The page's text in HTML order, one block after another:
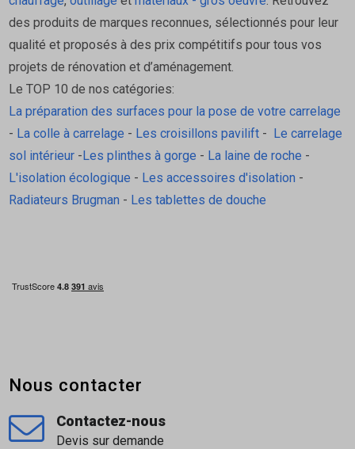
Forte résistance à l’accrochage +/- 100 kg au cm2
des produits de marques reconnues, sélectionnés pour leur
qualité et proposés à des prix compétitifs pour tous vos
projets de rénovation et d’aménagement.
Le TOP 10 de nos catégories:
La préparation des surfaces pour la pose de votre carrelage
- La colle à carrelage - Les croisillons pavilift-
Le carrelage
sol intérieur- Les plinthes à gorge - La laine de roche -
L'isolation écologique - Les accessoires d'isolation -
Radiateurs Brugman - Les tablettes de douche
Nous contacter
Contactez-nous
Devis sur demande